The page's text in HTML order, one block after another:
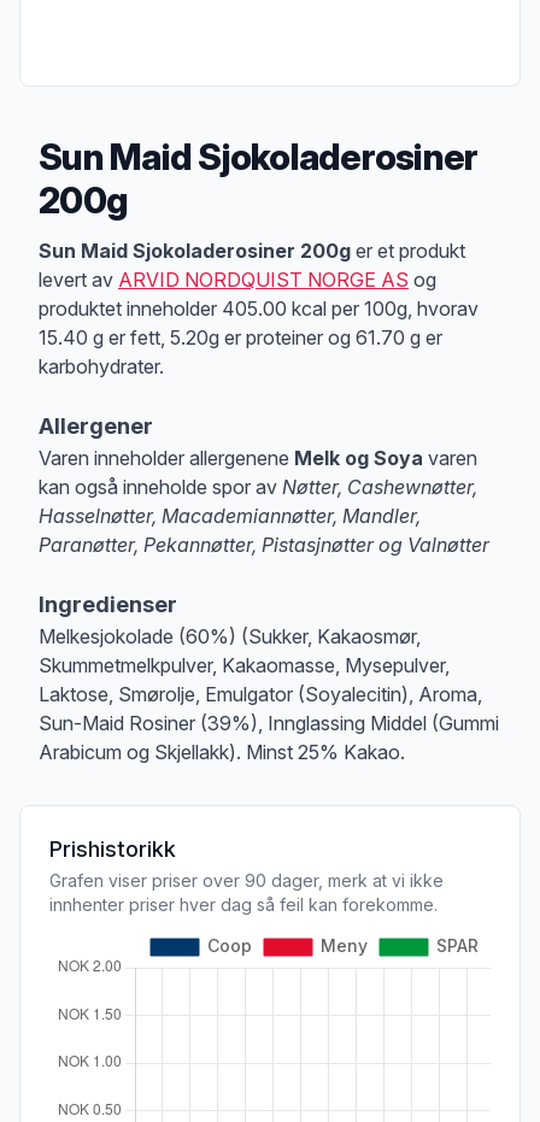
Sun Maid Sjokoladerosiner
200g
Produktbeskrivelse
Sun Maid Sjokoladerosiner 200g er et produkt
levert av ARVID NORDQUIST NORGE AS og
produktet inneholder 405.00 kcal per 100g, hvorav
15.40 g er fett, 5.20g er proteiner og 61.70 g er
karbohydrater.
Allergener
Varen inneholder allergenene Melk og Soya varen
kan også inneholde spor av Nøtter, Cashewnøtter,
Hasselnøtter, Macademiannøtter, Mandler,
Paranøtter, Pekannøtter, Pistasjnøtter og Valnøtter
Ingredienser
Melkesjokolade (60%) (Sukker, Kakaosmør,
Skummetmelkpulver, Kakaomasse, Mysepulver,
Laktose, Smørolje, Emulgator (Soyalecitin), Aroma,
Sun-Maid Rosiner (39%), Innglassing Middel (Gummi
Arabicum og Skjellakk). Minst 25% Kakao.
Prishistorikk
Grafen viser priser over 90 dager, merk at vi ikke
innhenter priser hver dag så feil kan forekomme.